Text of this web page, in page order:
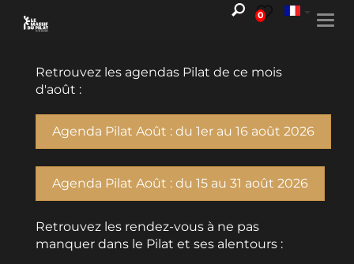
0
Retrouvez les agendas Pilat de ce mois
d'août :
Agenda Pilat Août : du 1er au 16 août 2026
Agenda Pilat Août : du 15 au 31 août 2026
Retrouvez les rendez-vous à ne pas
manquer dans le Pilat et ses alentours :